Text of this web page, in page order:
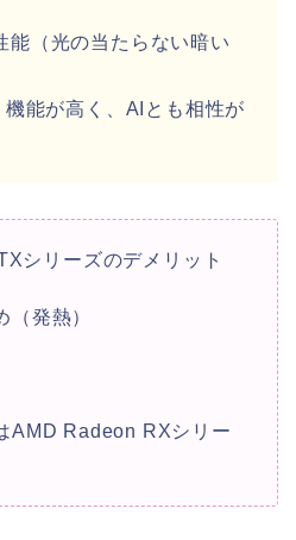
能（光の当たらない暗い
機能が高く、AIとも相性が
シリーズのデメリット
（発熱）
AMD Radeon RXシリー